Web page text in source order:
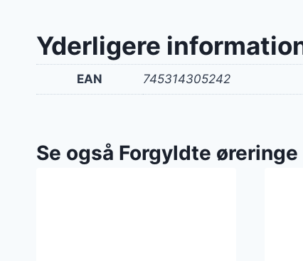
Yderligere
EAN 745314305242
Se også Forgyldte øreringe